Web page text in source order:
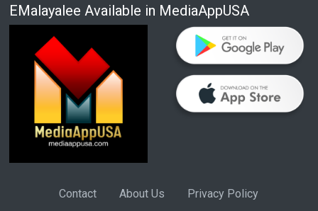
EMalayalee Available in MediaAppUSA
Contact About Us Privacy Policy